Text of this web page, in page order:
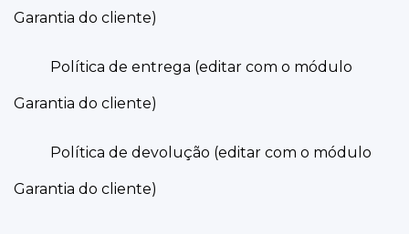
Garantia do cliente)
Política de entrega (editar com o módulo
Garantia do cliente)
Política de devolução (editar com o módulo
Garantia do cliente)